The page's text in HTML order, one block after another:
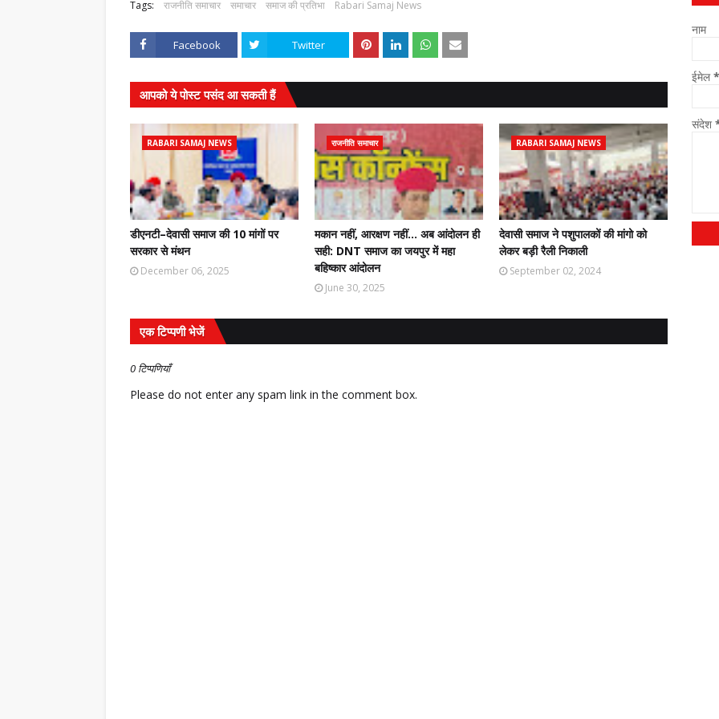
Tags: राजनीति समाचार समाचार समाज की प्रतिभा Rabari Samaj News
Facebook Twitter
आपको ये पोस्ट पसंद आ सकती हैं
RABARI SAMAJ NEWS
डीएनटी–देवासी समाज की 10 मांगों पर
सरकार से मंथन
December 06, 2025
राजनीति समाचार
मकान नहीं, आरक्षण नहीं… अब आंदोलन ही
सही: DNT समाज का जयपुर में महा
बहिष्कार आंदोलन
June 30, 2025
RABARI SAMAJ NEWS
देवासी समाज ने पशुपालकों की मांगो को
लेकर बड़ी रैली निकाली
September 02, 2024
एक टिप्पणी भेजें
0 टिप्पणियाँ
Please do not enter any spam link in the comment box.
नाम
ईमेल*
संदेश